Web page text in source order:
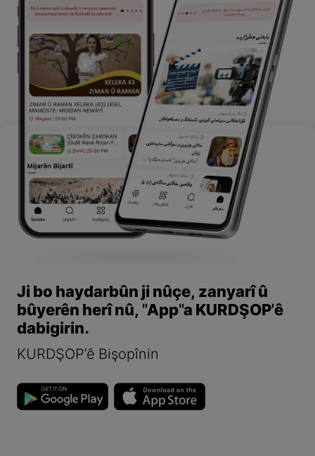
Ji bo haydarbûn ji nûçe, zanyarî û
bûyerên herî nû, "App"a KURDŞOP'ê
dabigirin.
KURDŞOP'ê Bişopînin